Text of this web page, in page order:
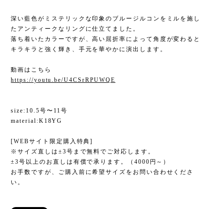
深い藍色がミステリックな印象のブルージルコンをミルを施し
たアンティークなリングに仕立てました。
落ち着いたカラーですが、高い屈折率によって角度が変わると
キラキラと強く輝き、手元を華やかに演出します。
動画はこちら
https://youtu.be/U4CSrRPUWQE
size:10.5号〜11号
material:K18YG
[WEBサイト限定購入特典]
※サイズ直しは±3号まで無料でご対応します。
±3号以上のお直しは有償で承ります。（4000円～）
お手数ですが、ご購入前に希望サイズをお問い合わせくださ
い。